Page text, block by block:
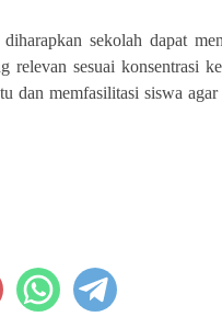
sekolah dapat
relevan sesuai konsentrasi
dan memfasilitasi siswa